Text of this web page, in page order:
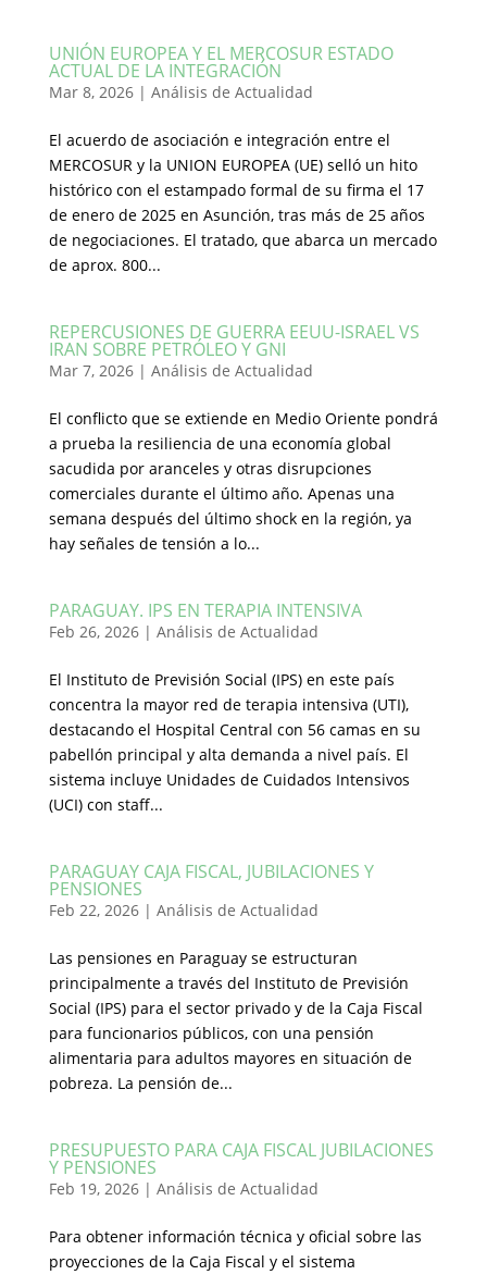
UNIÓN EUROPEA Y EL MERCOSUR ESTADO
ACTUAL DE LA INTEGRACIÓN
Mar 8, 2026| Análisis de Actualidad
El acuerdo de asociación e integración entre el
MERCOSUR y la UNION EUROPEA (UE) selló un hito
histórico con el estampado formal de su firma el 17
de enero de 2025 en Asunción, tras más de 25 años
de negociaciones. El tratado, que abarca un mercado
de aprox. 800...
REPERCUSIONES DE GUERRA EEUU-ISRAEL VS
IRAN SOBRE PETRÓLEO Y GNI
Mar 7, 2026| Análisis de Actualidad
El conflicto que se extiende en Medio Oriente pondrá
a prueba la resiliencia de una economía global
sacudida por aranceles y otras disrupciones
comerciales durante el último año. Apenas una
semana después del último shock en la región, ya
hay señales de tensión a lo...
PARAGUAY. IPS EN TERAPIA INTENSIVA
Feb 26, 2026| Análisis de Actualidad
El Instituto de Previsión Social (IPS) en este país
concentra la mayor red de terapia intensiva (UTI),
destacando el Hospital Central con 56 camas en su
pabellón principal y alta demanda a nivel país. El
sistema incluye Unidades de Cuidados Intensivos
(UCI) con staff...
PARAGUAY CAJA FISCAL, JUBILACIONES Y
PENSIONES
Feb 22, 2026| Análisis de Actualidad
Las pensiones en Paraguay se estructuran
principalmente a través del Instituto de Previsión
Social (IPS) para el sector privado y de la Caja Fiscal
para funcionarios públicos, con una pensión
alimentaria para adultos mayores en situación de
pobreza. La pensión de...
PRESUPUESTO PARA CAJA FISCAL JUBILACIONES
Y PENSIONES
Feb 19, 2026| Análisis de Actualidad
Para obtener información técnica y oficial sobre las
proyecciones de la Caja Fiscal y el sistema